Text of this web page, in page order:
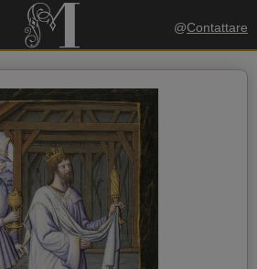
@Contattare
I tuoi dati
una copia alla mia email